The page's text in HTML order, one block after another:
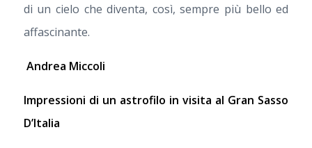
di un cielo che diventa, così, sempre più bello ed
affascinante.
Andrea Miccoli
Impressioni di un astrofilo in visita al Gran Sasso
D’Italia